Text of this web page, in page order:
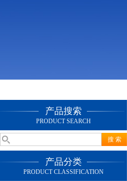
产品搜索
PRODUCT SEARCH
产品分类
PRODUCT CLASSIFICATION